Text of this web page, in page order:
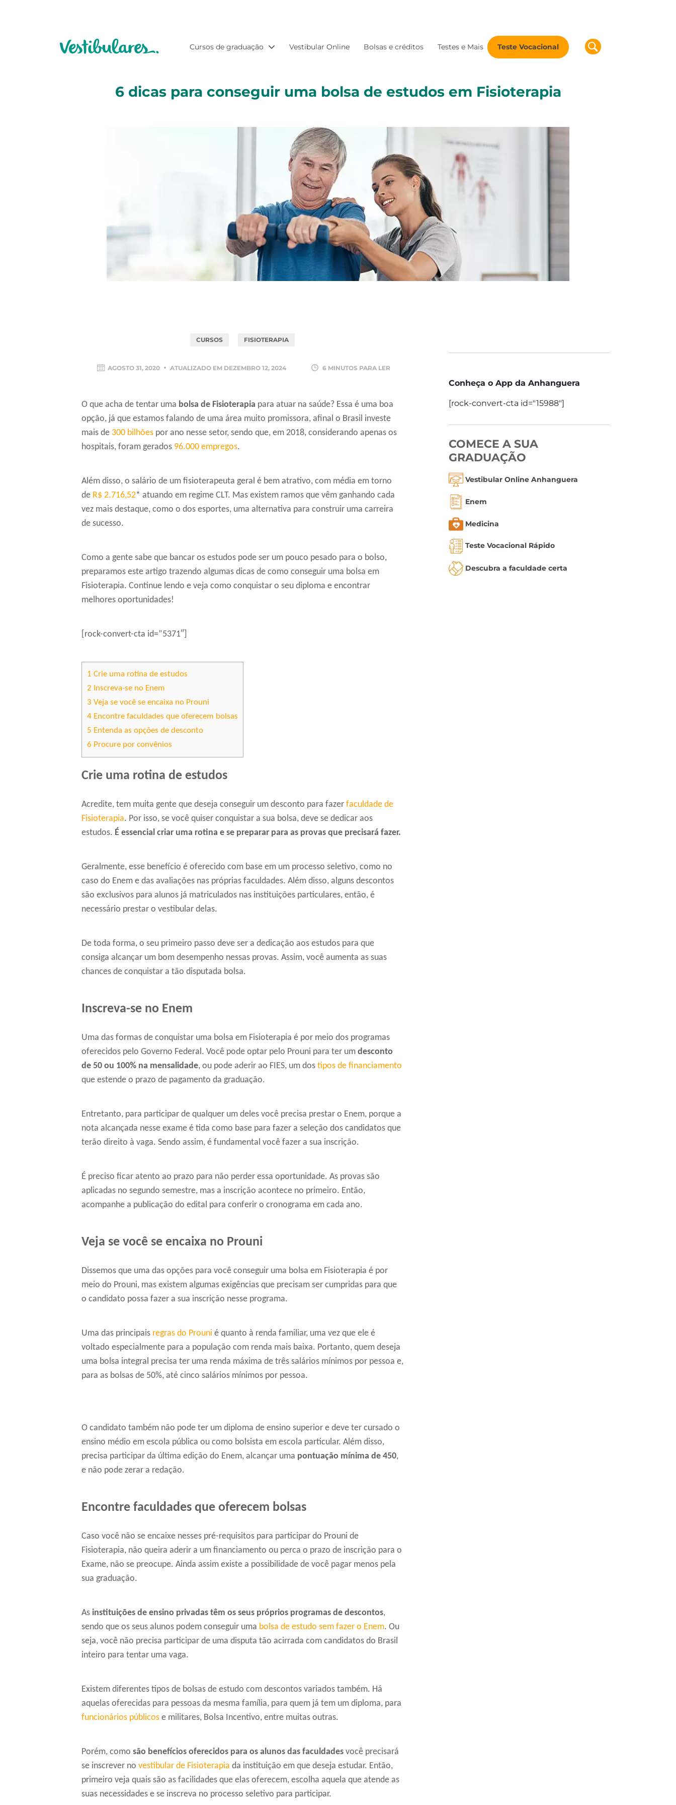
Cursos de graduação Vestibular Online Bolsas e créditos Testes e Mais Teste Vocacional
6 dicas para conseguir uma bolsa de estudos em Fisioterapia
CURSOS FISIOTERAPIA
AGOSTO 31, 2020 ATUALIZADO EM DEZEMBRO 12, 2024 6 MINUTOS PARA LER
O que acha de tentar uma bolsa de Fisioterapia para atuar na saúde? Essa é uma boa
opção, já que estamos falando de uma área muito promissora, afinal o Brasil investe
mais de 300 bilhões por ano nesse setor, sendo que, em 2018, considerando apenas os
hospitais, foram gerados 96.000 empregos.
Além disso, o salário de um fisioterapeuta geral é bem atrativo, com média em torno
de R$ 2.716,52* atuando em regime CLT. Mas existem ramos que vêm ganhando cada
vez mais destaque, como o dos esportes, uma alternativa para construir uma carreira
de sucesso.
Como a gente sabe que bancar os estudos pode ser um pouco pesado para o bolso,
preparamos este artigo trazendo algumas dicas de como conseguir uma bolsa em
Fisioterapia. Continue lendo e veja como conquistar o seu diploma e encontrar
melhores oportunidades!
[rock-convert-cta id=”5371″]
1 Crie uma rotina de estudos
2 Inscreva-se no Enem
3 Veja se você se encaixa no Prouni
4 Encontre faculdades que oferecem bolsas
5 Entenda as opções de desconto
6 Procure por convênios
Crie uma rotina de estudos
Acredite, tem muita gente que deseja conseguir um desconto para fazer faculdade de
Fisioterapia. Por isso, se você quiser conquistar a sua bolsa, deve se dedicar aos
estudos. É essencial criar uma rotina e se preparar para as provas que precisará fazer.
Geralmente, esse benefício é oferecido com base em um processo seletivo, como no
caso do Enem e das avaliações nas próprias faculdades. Além disso, alguns descontos
são exclusivos para alunos já matriculados nas instituições particulares, então, é
necessário prestar o vestibular delas.
De toda forma, o seu primeiro passo deve ser a dedicação aos estudos para que
consiga alcançar um bom desempenho nessas provas. Assim, você aumenta as suas
chances de conquistar a tão disputada bolsa.
Inscreva-se no Enem
Uma das formas de conquistar uma bolsa em Fisioterapia é por meio dos programas
oferecidos pelo Governo Federal. Você pode optar pelo Prouni para ter um desconto
de 50 ou 100% na mensalidade, ou pode aderir ao FIES, um dos tipos de financiamento
que estende o prazo de pagamento da graduação.
Entretanto, para participar de qualquer um deles você precisa prestar o Enem, porque a
nota alcançada nesse exame é tida como base para fazer a seleção dos candidatos que
terão direito à vaga. Sendo assim, é fundamental você fazer a sua inscrição.
É preciso ficar atento ao prazo para não perder essa oportunidade. As provas são
aplicadas no segundo semestre, mas a inscrição acontece no primeiro. Então,
acompanhe a publicação do edital para conferir o cronograma em cada ano.
Veja se você se encaixa no Prouni
Dissemos que uma das opções para você conseguir uma bolsa em Fisioterapia é por
meio do Prouni, mas existem algumas exigências que precisam ser cumpridas para que
o candidato possa fazer a sua inscrição nesse programa.
Uma das principais regras do Prouni é quanto à renda familiar, uma vez que ele é
voltado especialmente para a população com renda mais baixa. Portanto, quem deseja
uma bolsa integral precisa ter uma renda máxima de três salários mínimos por pessoa e,
para as bolsas de 50%, até cinco salários mínimos por pessoa.
O candidato também não pode ter um diploma de ensino superior e deve ter cursado o
ensino médio em escola pública ou como bolsista em escola particular. Além disso,
precisa participar da última edição do Enem, alcançar uma pontuação mínima de 450,
e não pode zerar a redação.
Encontre faculdades que oferecem bolsas
Caso você não se encaixe nesses pré-requisitos para participar do Prouni de
Fisioterapia, não queira aderir a um financiamento ou perca o prazo de inscrição para o
Exame, não se preocupe. Ainda assim existe a possibilidade de você pagar menos pela
sua graduação.
As instituições de ensino privadas têm os seus próprios programas de descontos,
sendo que os seus alunos podem conseguir uma bolsa de estudo sem fazer o Enem. Ou
seja, você não precisa participar de uma disputa tão acirrada com candidatos do Brasil
inteiro para tentar uma vaga.
Existem diferentes tipos de bolsas de estudo com descontos variados também. Há
aquelas oferecidas para pessoas da mesma família, para quem já tem um diploma, para
funcionários públicos e militares, Bolsa Incentivo, entre muitas outras.
Porém, como são benefícios oferecidos para os alunos das faculdades você precisará
se inscrever no vestibular de Fisioterapia da instituição em que deseja estudar. Então,
primeiro veja quais são as facilidades que elas oferecem, escolha aquela que atende as
suas necessidades e se inscreva no processo seletivo para participar.
Conheça o App da Anhanguera
[rock-convert-cta id="15988"]
COMECE A SUA
GRADUAÇÃO
Vestibular Online Anhanguera
Enem
Medicina
Teste Vocacional Rápido
Descubra a faculdade certa